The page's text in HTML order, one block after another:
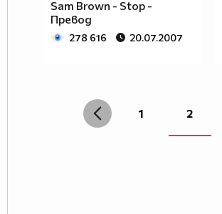
Sam Brown - Stop -
Превод
278 616 20.07.2007
1 2